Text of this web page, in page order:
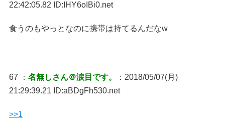
22:42:05.82 ID:IHY6oIBi0.net
食うのもやっとなのに携帯は持てるんだなw
67 ： 名無しさん＠涙目です。
：2018/05/07(月)
21:29:39.21 ID:aBDgFh530.net
>>1